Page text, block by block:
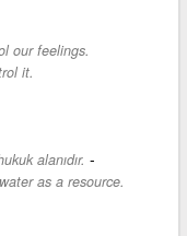
our feelings.
it.
alanıdır. -
as a resource.